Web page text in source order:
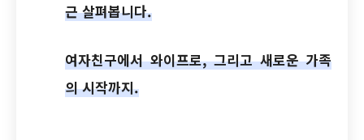
근 살펴봅니다.
여자친구에서 와이프로, 그리고 새로운 가족
의 시작까지.